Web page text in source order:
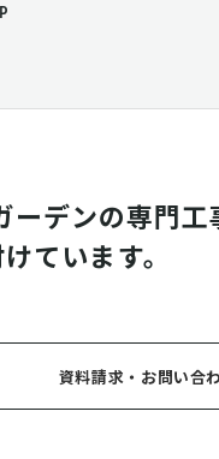
デンの専門工
ています。
資料請求・お問い合